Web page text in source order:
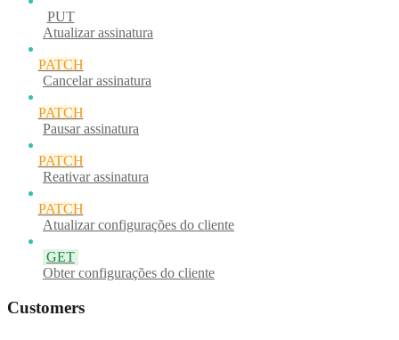
PUT
Atualizar assinatura
PATCH
Cancelar assinatura
PATCH
Pausar assinatura
PATCH
Reativar assinatura
PATCH
Atualizar configurações do cliente
GET
Obter configurações do cliente
Customers